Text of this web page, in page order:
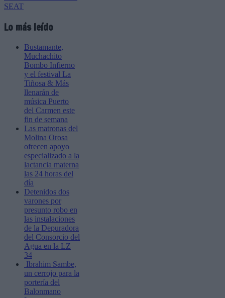
Lo más leído
Bustamante,
Muchachito
Bombo Infierno
y el festival La
Tiñosa & Más
llenarán de
música Puerto
del Carmen este
fin de semana
Las matronas del
Molina Orosa
ofrecen apoyo
especializado a la
lactancia materna
las 24 horas del
día
Detenidos dos
varones por
presunto robo en
las instalaciones
de la Depuradora
del Consorcio del
Agua en la LZ
34
Ibrahim Sambe,
un cerrojo para la
portería del
Balonmano